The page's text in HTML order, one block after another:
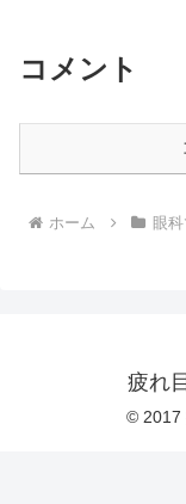
コメント
ホーム 眼
疲れ
© 2017